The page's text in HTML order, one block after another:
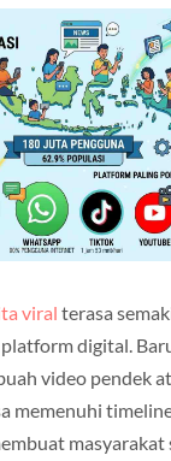
viral terasa
digital.
video pendek
memenuhi
masyarakat